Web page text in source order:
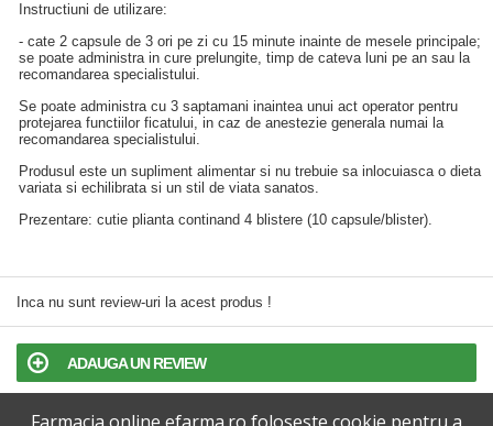
Instructiuni de utilizare:
- cate 2 capsule de 3 ori pe zi cu 15 minute inainte de mesele principale;
se poate administra in cure prelungite, timp de cateva luni pe an sau la
recomandarea specialistului.
Se poate administra cu 3 saptamani inaintea unui act operator pentru
protejarea functiilor ficatului, in caz de anestezie generala numai la
recomandarea specialistului.
Produsul este un supliment alimentar si nu trebuie sa inlocuiasca o dieta
variata si echilibrata si un stil de viata sanatos.
Prezentare: cutie plianta continand 4 blistere (10 capsule/blister).
Inca nu sunt review-uri la acest produs !
ADAUGA UN REVIEW